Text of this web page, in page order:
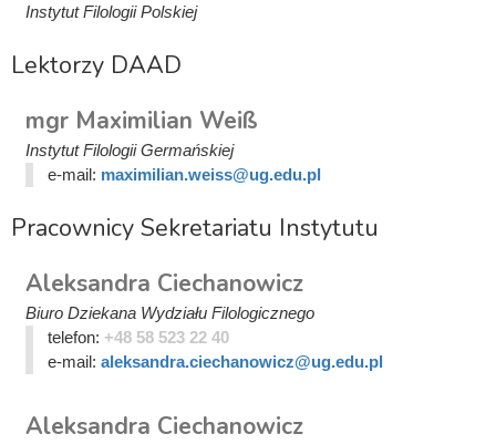
Instytut Filologii Polskiej
Lektorzy DAAD
mgr Maximilian Weiß
Instytut Filologii Germańskiej
e-mail: maximilian.weiss@ug.edu.pl
Pracownicy Sekretariatu Instytutu
Aleksandra Ciechanowicz
Biuro Dziekana Wydziału Filologicznego
telefon: +48 58 523 22 40
e-mail: aleksandra.ciechanowicz@ug.edu.pl
Aleksandra Ciechanowicz